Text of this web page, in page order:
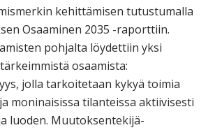
kehittämisen tutustumalla
Osaaminen 2035 -raporttiin.
pohjalta löydettiin yksi
osaamista:
jolla tarkoitetaan kykyä toimia
moninaisissa tilanteissa aktiivisesti
luoden. Muutoksentekijä-